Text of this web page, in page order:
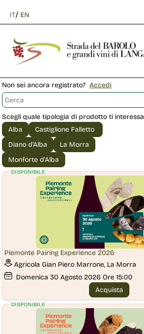
IT/ EN
Non sei ancora registrato? Accedi
Scegli quale tipologia di prodotto ti interessa
Piemonte Pairing Experience 2026
Agricola Gian Piero Marrone, La Morra
Domenica 30 Agosto 2026 Ore 15:00
DISPONIBILE
Acquista
DISPONIBILE